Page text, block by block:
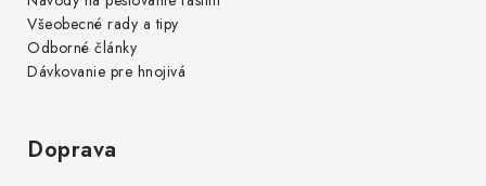
Všeobecné rady a tipy
Odborné články
Dávkovanie pre hnojivá
Doprava